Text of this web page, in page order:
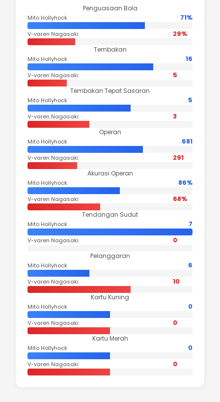
Penguasaan Bola
Mito Hollyhock 71%
V-varen Nagasaki 29%
Tembakan
Mito Hollyhock 16
V-varen Nagasaki 5
Tembakan Tepat Sasaran
Mito Hollyhock 5
V-varen Nagasaki 3
Operan
Mito Hollyhock 681
V-varen Nagasaki 291
Akurasi Operan
Mito Hollyhock 86%
V-varen Nagasaki 68%
Tendangan Sudut
Mito Hollyhock 7
V-varen Nagasaki 0
Pelanggaran
Mito Hollyhock 6
V-varen Nagasaki 10
Kartu Kuning
Mito Hollyhock 0
V-varen Nagasaki 0
Kartu Merah
Mito Hollyhock 0
V-varen Nagasaki 0